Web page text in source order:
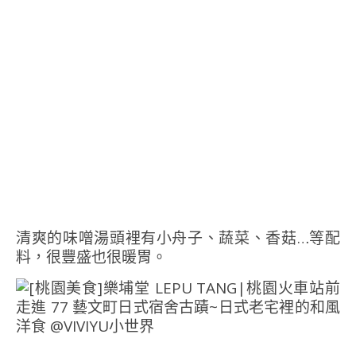
清爽的味噌湯頭裡有小舟子、蔬菜、香菇…等配
料，很豐盛也很暖胃。